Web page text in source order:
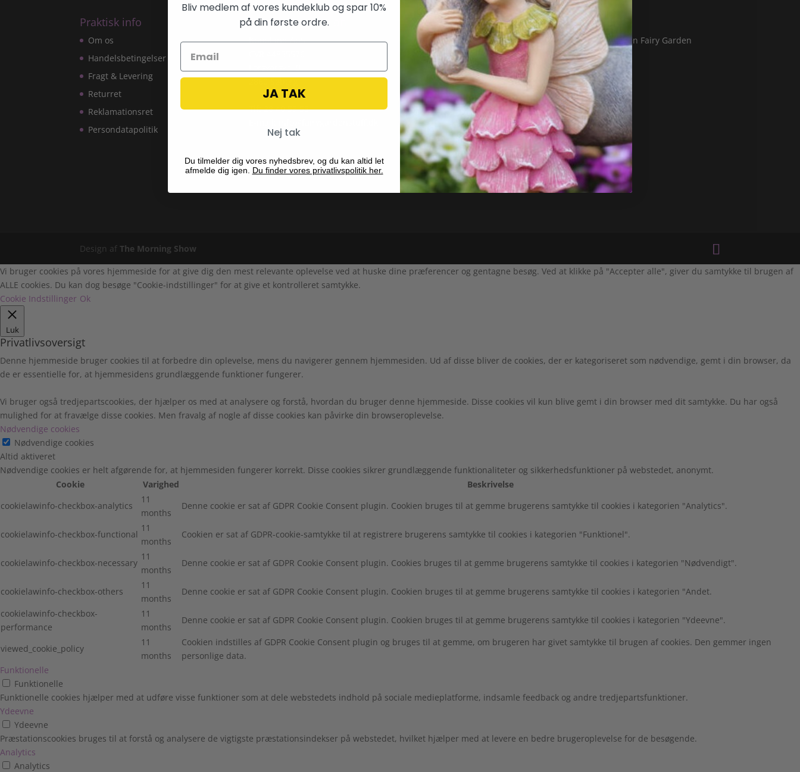
Praktisk info
Om os
Handelsbetingelser
Fragt & Levering
Returret
Reklamationsret
Persondatapolitik
Kontaktinformation
Kpopland ApS
2860 Søborg
Tlf: 28 40 59 53
Betalingsmetoder Blog
Hvad er en Fairy Garden
Design af The Morning Show
Vi bruger cookies på vores hjemmeside for at give dig den mest relevante oplevelse ved at huske dine præferencer og gentagne besøg. Ved at klikke på "Accepter alle", giver du samtykke til brugen af
ALLE cookies. Du kan dog besøge "Cookie-indstillinger" for at give et kontrolleret samtykke.
Cookie Indstillinger Ok
Luk
Privatlivsoversigt
Denne hjemmeside bruger cookies til at forbedre din oplevelse, mens du navigerer gennem hjemmesiden. Ud af disse bliver de cookies, der er kategoriseret som nødvendige, gemt i din browser, da
de er essentielle for, at hjemmesidens grundlæggende funktioner fungerer.
Vi bruger også tredjepartscookies, der hjælper os med at analysere og forstå, hvordan du bruger denne hjemmeside. Disse cookies vil kun blive gemt i din browser med dit samtykke. Du har også
mulighed for at fravælge disse cookies. Men fravalg af nogle af disse cookies kan påvirke din browseroplevelse.
Nødvendige cookies
Nødvendige cookies
Altid aktiveret
Nødvendige cookies er helt afgørende for, at hjemmesiden fungerer korrekt. Disse cookies sikrer grundlæggende funktionaliteter og sikkerhedsfunktioner på webstedet, anonymt.
Cookie
Varighed
Beskrivelse
cookielawinfo-checkbox-analytics
11
months
Denne cookie er sat af GDPR Cookie Consent plugin. Cookien bruges til at gemme brugerens samtykke til cookies i kategorien "Analytics".
cookielawinfo-checkbox-functional
11
months
Cookien er sat af GDPR-cookie-samtykke til at registrere brugerens samtykke til cookies i kategorien "Funktionel".
cookielawinfo-checkbox-necessary
11
months
Denne cookie er sat af GDPR Cookie Consent plugin. Cookies bruges til at gemme brugerens samtykke til cookies i kategorien "Nødvendigt".
cookielawinfo-checkbox-others
11
months
Denne cookie er sat af GDPR Cookie Consent plugin. Cookien bruges til at gemme brugerens samtykke til cookies i kategorien "Andet.
cookielawinfo-checkbox-
performance
11
months
Denne cookie er sat af GDPR Cookie Consent plugin. Cookien bruges til at gemme brugerens samtykke til cookies i kategorien "Ydeevne".
viewed_cookie_policy
11
months
Cookien indstilles af GDPR Cookie Consent plugin og bruges til at gemme, om brugeren har givet samtykke til brugen af cookies. Den gemmer ingen
personlige data.
Funktionelle
Funktionelle
Funktionelle cookies hjælper med at udføre visse funktioner som at dele webstedets indhold på sociale medieplatforme, indsamle feedback og andre tredjepartsfunktioner.
Ydeevne
Ydeevne
Præstationscookies bruges til at forstå og analysere de vigtigste præstationsindekser på webstedet, hvilket hjælper med at levere en bedre brugeroplevelse for de besøgende.
Analytics
Analytics
Bliv medlem af vores kundeklub og spar 10%
på din første ordre.
JA TAK
Nej tak
Du tilmelder dig vores nyhedsbrev, og du kan altid let
afmelde dig igen. Du finder vores privatlivspolitik her.